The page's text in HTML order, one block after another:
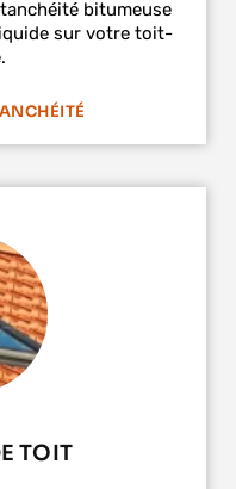
bitumeuse
sur votre toit-
TOIT